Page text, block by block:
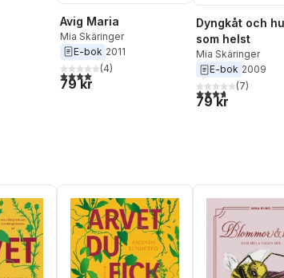
Avig Maria
Mia Skäringer
E-bok 2011
4,0utav 5 stjärnor. Totalt antal röster:
(4)
79 kr
Dyngkåt och
som helst
Mia Skäringer
E-bok 2009
3,7utav 5 stjärnor.
(7)
79 kr